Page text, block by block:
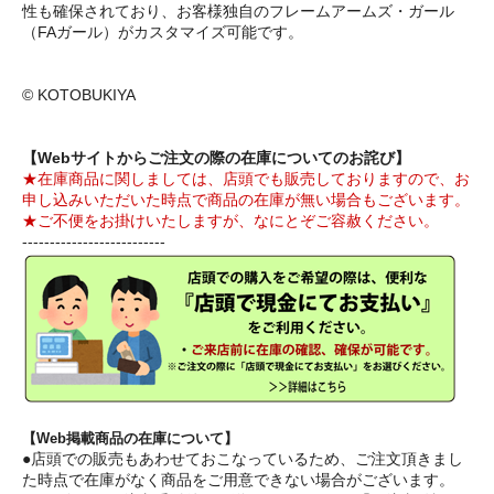
性も確保されており、お客様独自のフレームアームズ・ガール
（FAガール）がカスタマイズ可能です。
© KOTOBUKIYA
【Webサイトからご注文の際の在庫についてのお詫び】
★在庫商品に関しましては、店頭でも販売しておりますので、お
申し込みいただいた時点で商品の在庫が無い場合もございます。
★ご不便をお掛けいたしますが、なにとぞご容赦ください。
--------------------------
【Web掲載商品の在庫について】
●店頭での販売もあわせておこなっているため、ご注文頂きまし
た時点で在庫がなく商品をご用意できない場合がございます。